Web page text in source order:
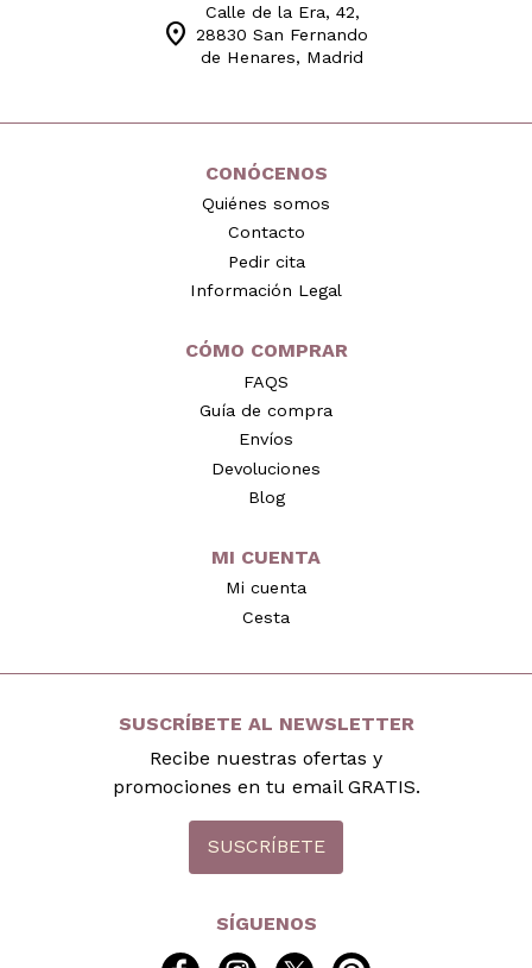
location_on
Calle de la Era, 42,
28830 San Fernando
de Henares, Madrid
CONÓCENOS
Quiénes somos
Contacto
Pedir cita
Información Legal
CÓMO COMPRAR
FAQS
Guía de compra
Envíos
Devoluciones
Blog
MI CUENTA
Mi cuenta
Cesta
SUSCRÍBETE AL NEWSLETTER
Recibe nuestras ofertas y
promociones en tu email GRATIS.
SUSCRÍBETE
SÍGUENOS